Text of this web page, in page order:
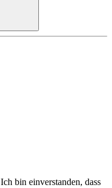
Ich bin einverstanden, dass